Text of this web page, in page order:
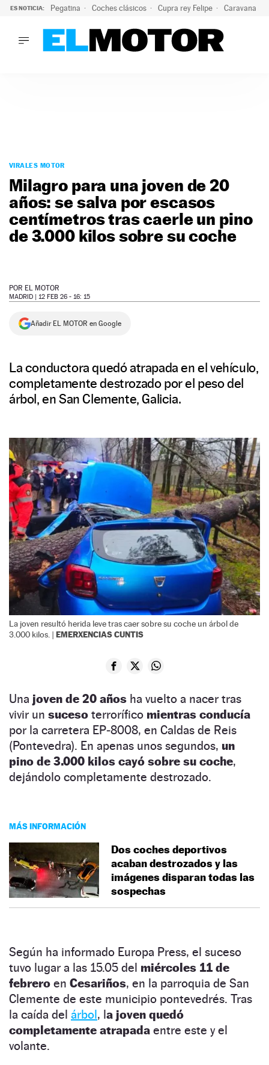
ES NOTICIA: Pegatina Coches clásicos Cupra rey Felipe Caravana
PODCAST
MOTOS
TECNOLOGÍA
SUPERCOCHES
MOTORTV
NEWSLETTER
SÍGUENOS
VIRALES MOTOR
Milagro para una joven de 20
años: se salva por escasos
centímetros tras caerle un pino
de 3.000 kilos sobre su coche
POR EL MOTOR
MADRID | 12 FEB 26 - 16: 15
Añadir EL MOTOR en Google
La conductora quedó atrapada en el vehículo,
completamente destrozado por el peso del
árbol, en San Clemente, Galicia.
La joven resultó herida leve tras caer sobre su coche un árbol de
3.000 kilos. | EMERXENCIAS CUNTIS
Una joven de 20 años ha vuelto a nacer tras
vivir un suceso terrorífico mientras conducía
por la carretera EP‑8008, en Caldas de Reis
(Pontevedra). En apenas unos segundos, un
pino de 3.000 kilos cayó sobre su coche,
dejándolo completamente destrozado.
MÁS INFORMACIÓN
Dos coches deportivos
acaban destrozados y las
imágenes disparan todas las
sospechas
Según ha informado Europa Press, el suceso
tuvo lugar a las 15.05 del miércoles 11 de
febrero en Cesariños, en la parroquia de San
Clemente de este municipio pontevedrés. Tras
la caída del árbol, la joven quedó
completamente atrapada entre este y el
volante.